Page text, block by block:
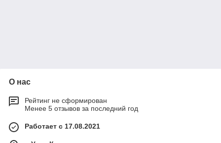
О нас
Рейтинг не сформирован
Менее 5 отзывов за последний год
Работает с 17.08.2021